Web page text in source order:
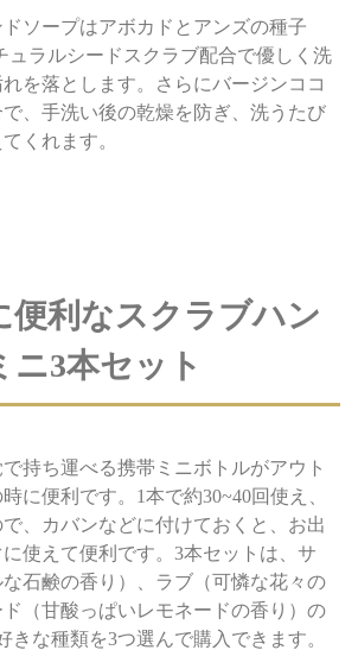
ソープはアボカドとアンズの種子
ュラルシードスクラブ配合で優しく洗
を落とします。さらにバージンココ
、手洗い後の乾燥を防ぎ、洗うたび
くれます。
便利なスクラブハン
ニ3本セット
持ち運べる携帯ミニボトルがアウト
に便利です。1本で約30~40回使え、
、カバンなどに付けておくと、お出
使えて便利です。3本セットは、サ
石鹸の香り）、ラブ（可憐な花々の
（甘酸っぱいレモネードの香り）の
きな種類を3つ選んで購入できます。